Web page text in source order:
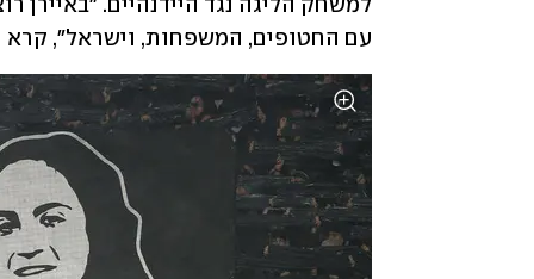
עם החטופים, המשפחות, וישראל",